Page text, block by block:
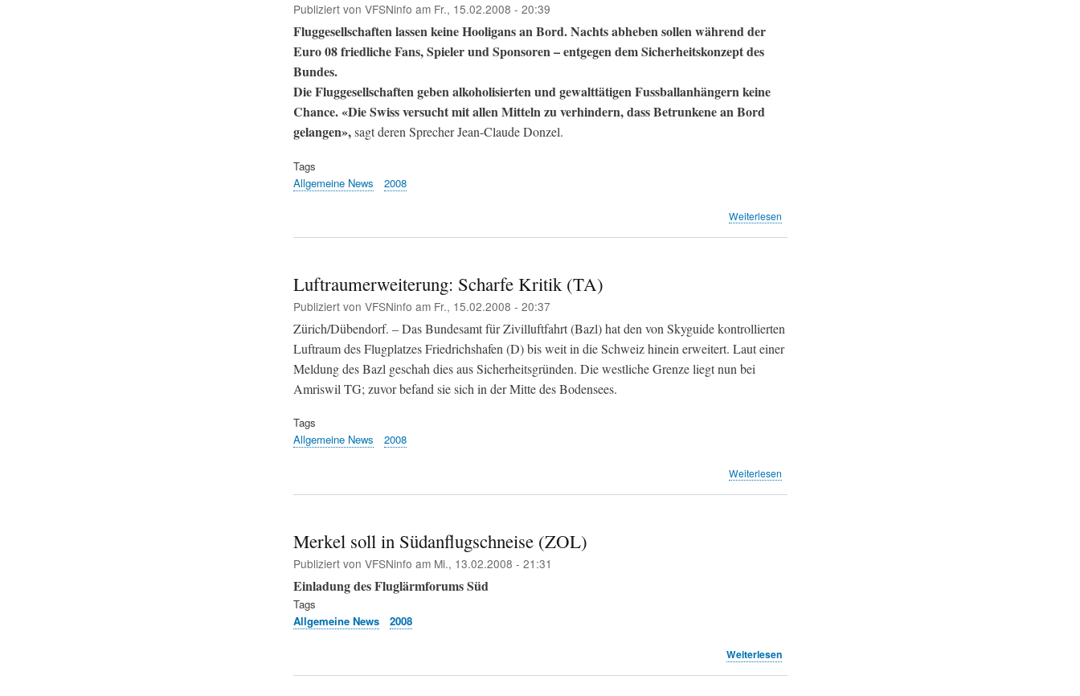
Publiziert von VFSNinfo am Fr., 15.02.2008 - 20:39
Fluggesellschaften lassen keine Hooligans an Bord. Nachts abheben sollen während der
Euro 08 friedliche Fans, Spieler und Sponsoren – entgegen dem Sicherheitskonzept des
Bundes.
Die Fluggesellschaften geben alkoholisierten und gewalttätigen Fussballanhängern keine
Chance. «Die Swiss versucht mit allen Mitteln zu verhindern, dass Betrunkene an Bord
gelangen»,sagt deren Sprecher Jean-Claude Donzel.
Tags
Allgemeine News
2008
Weiterlesen
(TA)
Luftraumerweiterung: Scharfe Kritik (TA)
Publiziert von VFSNinfo am Fr., 15.02.2008 - 20:37
Zürich/Dübendorf. – Das Bundesamt für Zivilluftfahrt (Bazl) hat den von Skyguide kontrollierten
Luftraum des Flugplatzes Friedrichshafen (D) bis weit in die Schweiz hinein erweitert. Laut einer
Meldung des Bazl geschah dies aus Sicherheitsgründen. Die westliche Grenze liegt nun bei
Amriswil TG; zuvor befand sie sich in der Mitte des Bodensees.
Tags
Allgemeine News
2008
Weiterlesen
Merkel soll in Südanflugschneise (ZOL)
Publiziert von VFSNinfo am Mi., 13.02.2008 - 21:31
Einladung des Fluglärmforums Süd
Tags
Allgemeine News
2008
Weiterlesen